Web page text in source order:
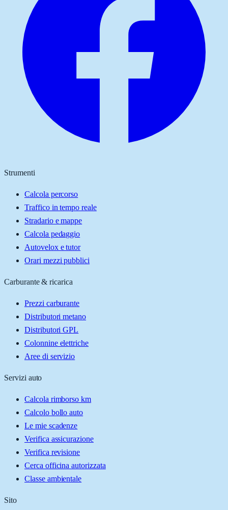
Strumenti
Calcola percorso
Traffico in tempo reale
Stradario e mappe
Calcola pedaggio
Autovelox e tutor
Orari mezzi pubblici
Carburante & ricarica
Prezzi carburante
Distributori metano
Distributori GPL
Colonnine elettriche
Aree di servizio
Servizi auto
Calcola rimborso km
Calcolo bollo auto
Le mie scadenze
Verifica assicurazione
Verifica revisione
Cerca officina autorizzata
Classe ambientale
Sito